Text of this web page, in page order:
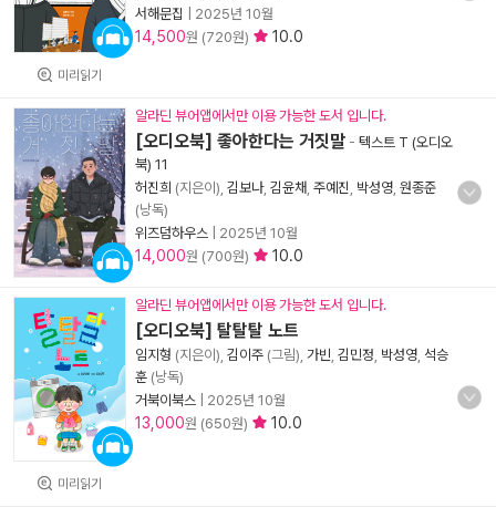
미리읽기
서해문집
2025년 10월
14,500원 (720원) 10.0
알라딘 뷰어앱에서만 이용 가능한 도서 입니다.
[오디오북] 좋아한다는 거짓말 - 텍스트 T (오디오
북) 11
허진희 (지은이), 김보나, 김윤채 주예진 박성영 원종준
(낭독)
위즈덤하우스
2025년 10월
14,000원 (700원) 10.0
미리읽기
알라딘 뷰어앱에서만 이용 가능한 도서 입니다.
[오디오북] 탈탈탈 노트
임지형 (지은이), 김이주 (그림), 가빈 김민정 박성영 석승
훈 (낭독)
거북이북스
2025년 10월
13,000원 (650원) 10.0